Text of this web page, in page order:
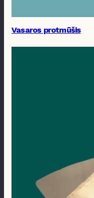
Vasaros protmūšis